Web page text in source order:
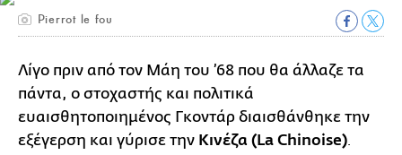
Pierrot le fou
Λίγο πριν από τον Μάη του ’68 που θα άλλαζε τα
πάντα, ο στοχαστής και πολιτικά
ευαισθητοποιημένος Γκοντάρ διαισθάνθηκε την
εξέγερση και γύρισε την Κινέζα (La Chinoise).